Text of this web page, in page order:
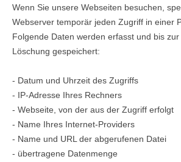
Wenn Sie unsere Webseiten besuchen,
Webserver temporär jeden Zugriff in einer
Folgende Daten werden erfasst und bis
Löschung gespeichert:
- Datum und Uhrzeit des Zugriffs
- IP-Adresse Ihres Rechners
- Webseite, von der aus der Zugriff erfolgt
- Name Ihres Internet-Providers
- Name und URL der abgerufenen Datei
- übertragene Datenmenge